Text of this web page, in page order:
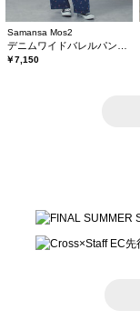
Samansa Mos2
￥7,150